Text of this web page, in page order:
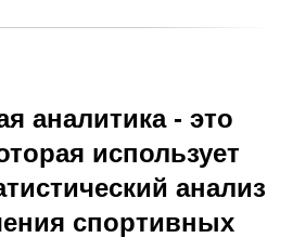
аналитика - это
использует
анализ
спортивных